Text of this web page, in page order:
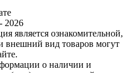
2026
является ознакомительной,
внешний вид товаров могут
о наличии и